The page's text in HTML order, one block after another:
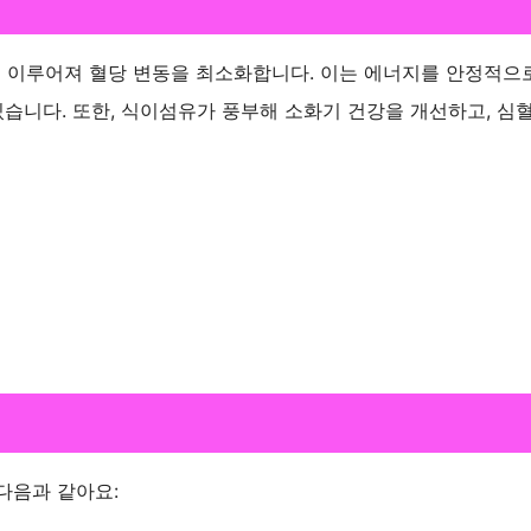
루어져 혈당 변동을 최소화합니다. 이는 에너지를 안정적으
니다. 또한, 식이섬유가 풍부해 소화기 건강을 개선하고, 심
음과 같아요: